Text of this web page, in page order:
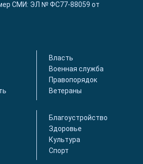
СМИ: ЭЛ № ФС77-88059 от
Власть
Военная служба
Правопорядок
Ветераны
Благоустройство
Здоровье
Культура
Спорт